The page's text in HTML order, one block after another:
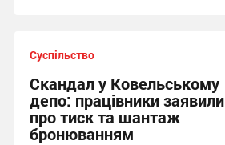
Суспільство
Скандал у Ковельському
депо: працівники заявили
про тиск та шантаж
бронюванням